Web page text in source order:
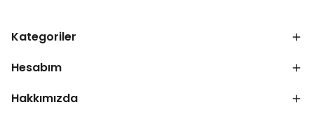
Kategoriler
Hesabım
Hakkımızda